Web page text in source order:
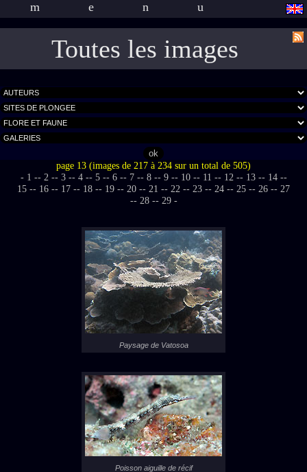
menu
Toutes les images
page 13 (images de 217 à 234 sur un total de 505)
- 1 -- 2 -- 3 -- 4 -- 5 -- 6 -- 7 -- 8 -- 9 -- 10 -- 11 -- 12 -- 13 -- 14 --
15 -- 16 -- 17 -- 18 -- 19 -- 20 -- 21 -- 22 -- 23 -- 24 -- 25 -- 26 -- 27
-- 28 -- 29 -
Paysage de Vatosoa
Poisson aiguille de récif